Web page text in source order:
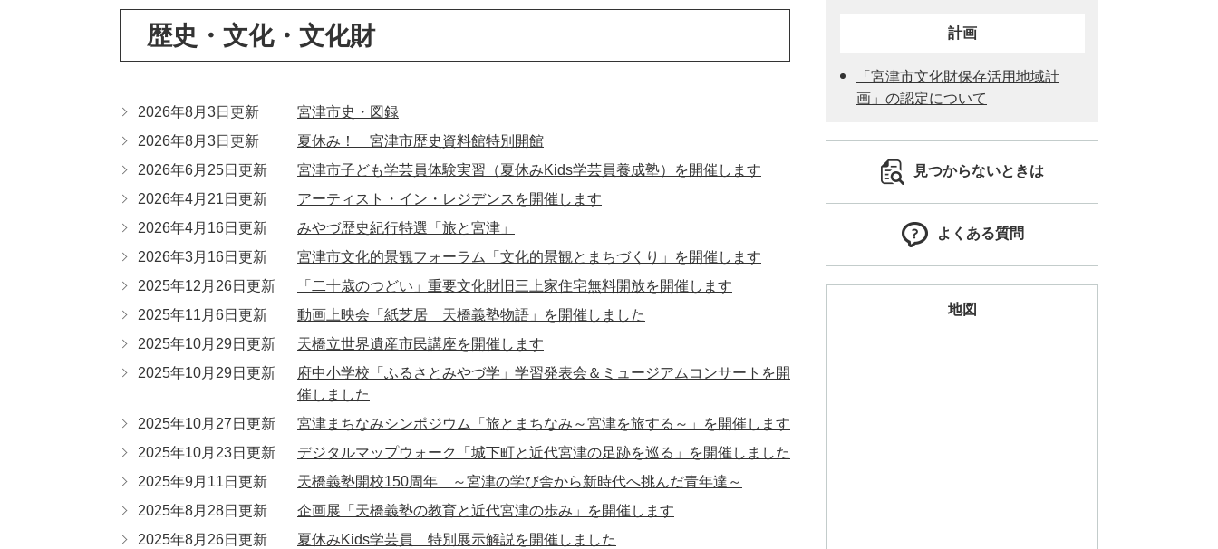
歴史・文化・文化財
2026年8月3日更新
宮津市史・図録
2026年8月3日更新
夏休み！ 宮津市歴史資料館特別開館
2026年6月25日更新
宮津市子ども学芸員体験実習（夏休みKids学芸員養成塾）を開催します
2026年4月21日更新
アーティスト・イン・レジデンスを開催します
2026年4月16日更新
みやづ歴史紀行特選「旅と宮津」
2026年3月16日更新
宮津市文化的景観フォーラム「文化的景観とまちづくり」を開催します
2025年12月26日更新
「二十歳のつどい」重要文化財旧三上家住宅無料開放を開催します
2025年11月6日更新
動画上映会「紙芝居 天橋義塾物語」を開催しました
2025年10月29日更新
天橋立世界遺産市民講座を開催します
2025年10月29日更新
府中小学校「ふるさとみやづ学」学習発表会＆ミュージアムコンサートを開
催しました
2025年10月27日更新
宮津まちなみシンポジウム「旅とまちなみ～宮津を旅する～」を開催します
2025年10月23日更新
デジタルマップウォーク「城下町と近代宮津の足跡を巡る」を開催しました
2025年9月11日更新
天橋義塾開校150周年 ～宮津の学び舎から新時代へ挑んだ青年達～
2025年8月28日更新
企画展「天橋義塾の教育と近代宮津の歩み」を開催します
2025年8月26日更新
夏休みKids学芸員 特別展示解説を開催しました
計画
「宮津市文化財保存活用地域計
画」の認定について
見つからないときは
よくある質問
地図